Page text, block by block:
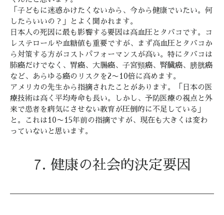
「子どもに迷惑かけたくないから、今から健康でいたい。何
したらいいの？」とよく聞かれます。
日本人の死因に最も影響する要因は高血圧とタバコです。コ
レステロールや血糖値も重要ですが、まず高血圧とタバコか
ら対策する方がコストパフォーマンスが高い。特にタバコは
肺癌だけでなく、胃癌、大腸癌、子宮頸癌、腎臓癌、膀胱癌
など、あらゆる癌のリスクを2〜10倍に高めます。
アメリカの先生から指摘されたことがあります。「日本の医
療技術は高く平均寿命も長い。しかし、予防医療の視点と外
来で患者を病気にさせない教育が圧倒的に不足している」
と。これは10〜15年前の指摘ですが、現在も大きくは変わ
っていないと思います。
7. 健康の社会的決定要因